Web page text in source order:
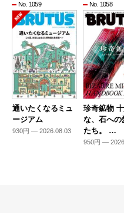
No. 1059
通いたくなるミュ
ージアム
930円 — 2026.08.03
No. 1058
珍奇鉱物
な、石への
たち。 …
950円 —